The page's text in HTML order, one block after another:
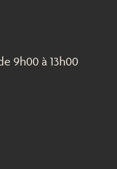
9h00 à 13h00